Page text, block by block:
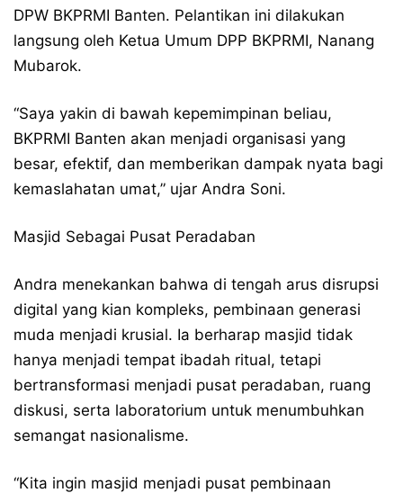
DPW BKPRMI Banten. Pelantikan ini dilakukan
langsung oleh Ketua Umum DPP BKPRMI, Nanang
Mubarok.
​“Saya yakin di bawah kepemimpinan beliau,
BKPRMI Banten akan menjadi organisasi yang
besar, efektif, dan memberikan dampak nyata bagi
kemaslahatan umat,” ujar Andra Soni.
Masjid Sebagai Pusat Peradaban
​Andra menekankan bahwa di tengah arus disrupsi
digital yang kian kompleks, pembinaan generasi
muda menjadi krusial. Ia berharap masjid tidak
hanya menjadi tempat ibadah ritual, tetapi
bertransformasi menjadi pusat peradaban, ruang
diskusi, serta laboratorium untuk menumbuhkan
semangat nasionalisme.
​“Kita ingin masjid menjadi pusat pembinaan